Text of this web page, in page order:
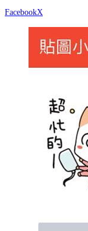
FacebookX